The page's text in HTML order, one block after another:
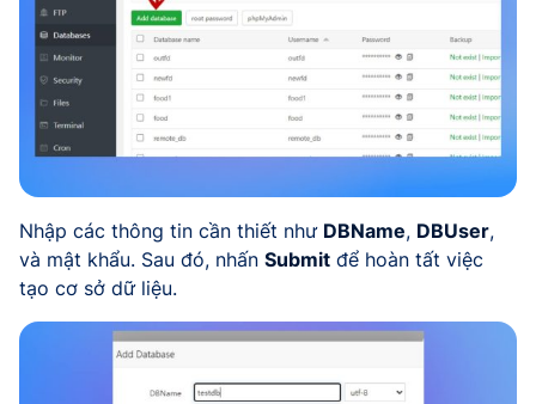
Nhập các thông tin cần thiết như DBName, DBUser,
và mật khẩu. Sau đó, nhấn Submit để hoàn tất việc
tạo cơ sở dữ liệu.